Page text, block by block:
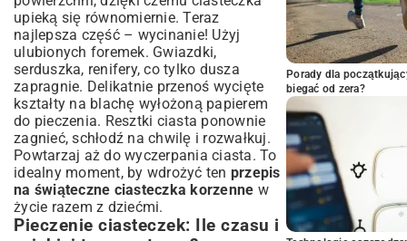
upieką się równomiernie. Teraz
najlepsza część – wycinanie! Użyj
ulubionych foremek. Gwiazdki,
serduszka, renifery, co tylko dusza
zapragnie. Delikatnie przenoś wycięte
kształty na blachę wyłożoną papierem
do pieczenia. Resztki ciasta ponownie
zagnieć, schłodź na chwilę i rozwałkuj.
Powtarzaj aż do wyczerpania ciasta. To
idealny moment, by wdrożyć ten przepis
na świąteczne ciasteczka korzenne w
życie razem z dziećmi.
Pieczenie ciasteczek: Ile czasu i
Porady dla
biegać od zera?